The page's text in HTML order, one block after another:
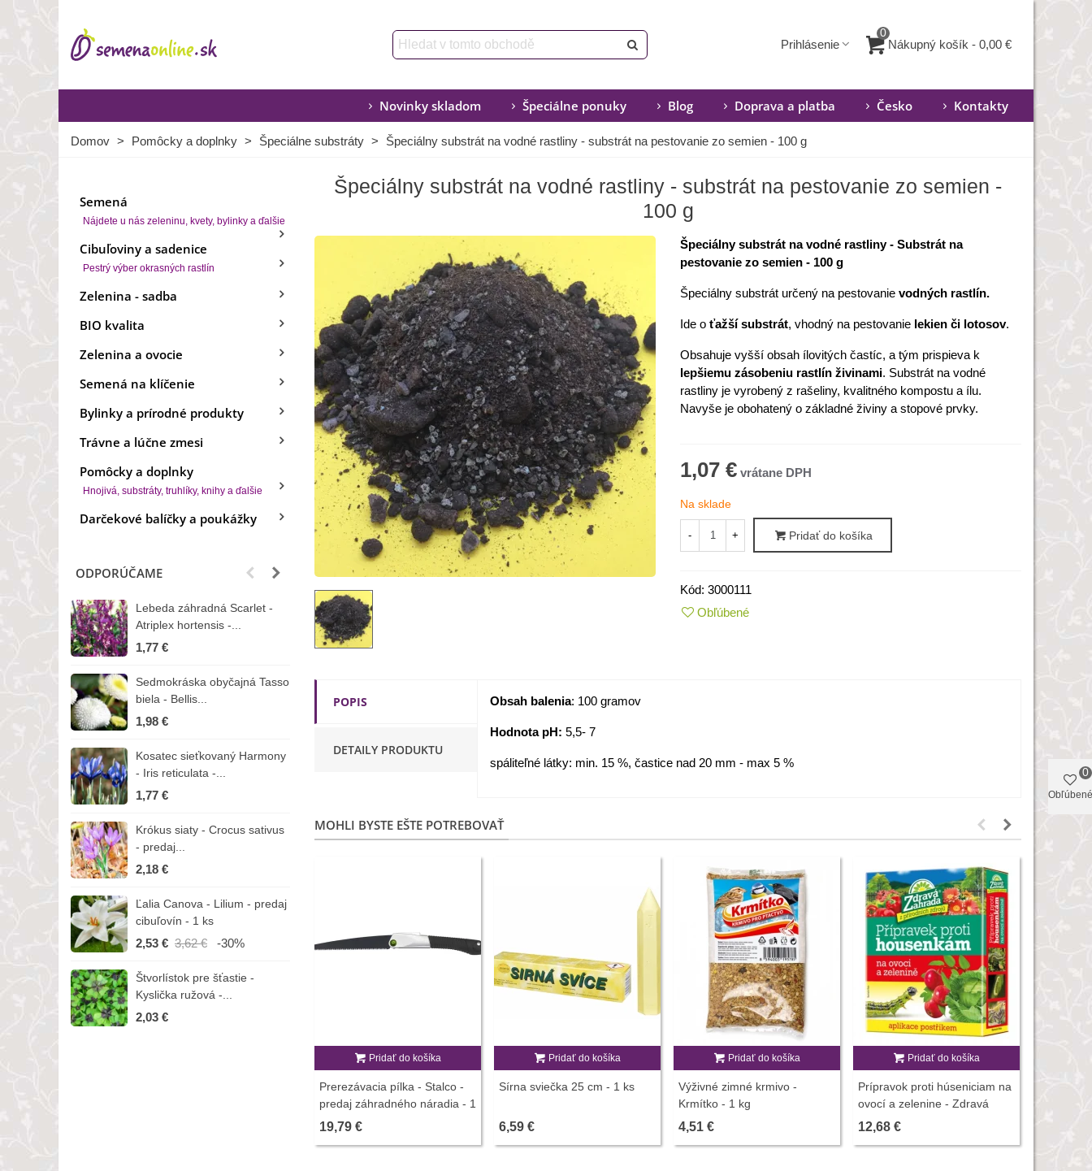
Prihlásenie
0
Nákupný košík - 0,00 €
Novinky skladom Špeciálne ponuky Blog Doprava a platba Česko Kontakty
Domov > Pomôcky a doplnky > Špeciálne substráty > Špeciálny substrát na vodné rastliny - substrát na pestovanie zo semien - 100 g
Semená
Nájdete u nás zeleninu, kvety, bylinky a ďalšie
Cibuľoviny a sadenice
Pestrý výber okrasných rastlín
Zelenina - sadba
BIO kvalita
Zelenina a ovocie
Semená na klíčenie
Bylinky a prírodné produkty
Trávne a lúčne zmesi
Pomôcky a doplnky
Hnojivá, substráty, truhlíky, knihy a ďalšie
Darčekové balíčky a poukážky
ODPORÚČAME
Lebeda záhradná Scarlet -
Atriplex hortensis -...
1,77 €
Sedmokráska obyčajná Tasso
biela - Bellis...
1,98 €
Kosatec sieťkovaný Harmony
- Iris reticulata -...
1,77 €
Krókus siaty - Crocus sativus
- predaj...
2,18 €
Ľalia Canova - Lilium - predaj
cibuľovín - 1 ks
2,53 € 3,62 € -30%
Štvorlístok pre šťastie -
Kyslička ružová -...
2,03 €
BIO Kaleráb Dyna - Brassica
oleracea var....
3,55 €
Hippeastrum -...
Kapucínka nízka - Alaska Mix
Čakanka Virtus F1 -
1,57 €
Špeciálny substrát na vodné rastliny - substrát na pestovanie zo semien -
100 g
Špeciálny substrát na vodné rastliny - Substrát na
pestovanie zo semien - 100 g
Špeciálny substrát určený na pestovanie vodných rastlín.
Ide o ťažší substrát, vhodný na pestovanie lekien či lotosov.
Obsahuje vyšší obsah ílovitých častíc, a tým prispieva k
lepšiemu zásobeniu rastlín živinami. Substrát na vodné
rastliny je vyrobený z rašeliny, kvalitného kompostu a ílu.
Navyše je obohatený o základné živiny a stopové prvky.
1,07 €
Na sklade
- + Pridať do košíka
Kód: 3000111
Obľúbené
POPIS
DETAILY PRODUKTU
Obsah balenia: 100 gramov
Hodnota pH: 5,5- 7
spáliteľné látky: min. 15 %, častice nad 20 mm - max 5 %
MOHLI BYSTE EŠTE POTREBOVAŤ
Pridať do košíka
Prerezávacia pílka - Stalco -
predaj záhradného náradia - 1
ks
19,79 €
Pridať do košíka
Sírna sviečka 25 cm - 1 ks
6,59 €
Pridať do košíka
Výživné zimné krmivo -
Krmítko - 1 kg
4,51 €
Pridať do košíka
Prípravok proti húseniciam na
ovocí a zelenine - Zdravá
záhrada - ochrana rastlín - 2 x
12,68 €
Kaput
Obľúbené
0